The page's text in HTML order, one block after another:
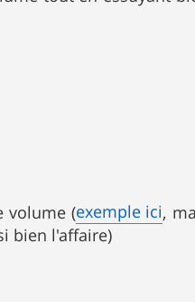
volume (exemple ici,
bien l'affaire)